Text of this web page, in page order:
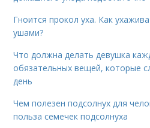
Гноится прокол уха. Как
ушами?
Что должна делать девушка
обязательных вещей, которые
день
Чем полезен подсолнух для
польза семечек подсолнуха